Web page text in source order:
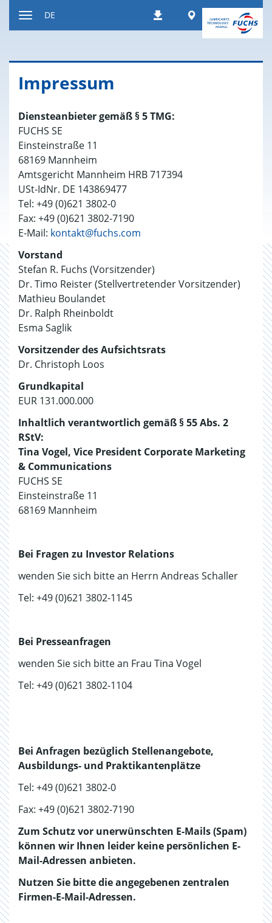
Inhalt
DownloadsWorldwide
DE
Im­pres­sum
Diensteanbieter gemäß § 5 TMG:
FUCHS SE
Einsteinstraße 11
68169 Mannheim
Amtsgericht Mannheim HRB 717394
USt-IdNr. DE 143869477
Tel: +49 (0)621 3802-0
Fax: +49 (0)621 3802-7190
E-Mail: kontakt@fuchs.com
Vorstand
Stefan R. Fuchs (Vorsitzender)
Dr. Timo Reister (Stellvertretender Vorsitzender)
Mathieu Boulandet
Dr. Ralph Rheinboldt
Esma Saglik
Vorsitzender des Aufsichtsrats
Dr. Christoph Loos
Grundkapital
EUR 131.000.000
Inhaltlich verantwortlich gemäß § 55 Abs. 2
RStV:
Tina Vogel, Vice President Corporate Marketing
& Communications
FUCHS SE
Einsteinstraße 11
68169 Mannheim
Bei Fragen zu Investor Relations
wenden Sie sich bitte an Herrn Andreas Schaller
Tel: +49 (0)621 3802-1145
Bei Presseanfragen
wenden Sie sich bitte an Frau Tina Vogel
Tel: +49 (0)621 3802-1104
Bei Anfragen bezüglich Stellenangebote,
Ausbildungs- und Praktikantenplätze
Tel: +49 (0)621 3802-0
Fax: +49 (0)621 3802-7190
Zum Schutz vor unerwünschten E-Mails (Spam)
können wir Ihnen leider keine persönlichen E-
Mail-Adressen anbieten.
Nutzen Sie bitte die angegebenen zentralen
Firmen-E-Mail-Adressen.